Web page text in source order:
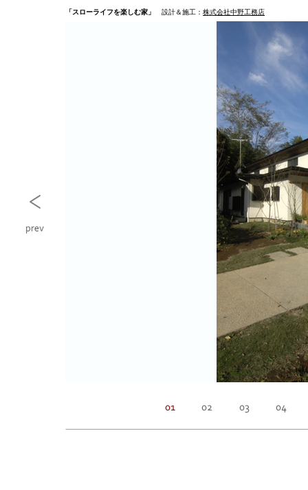
「スローライフを楽しむ家」 設計＆施工： 株式会社中野工務店